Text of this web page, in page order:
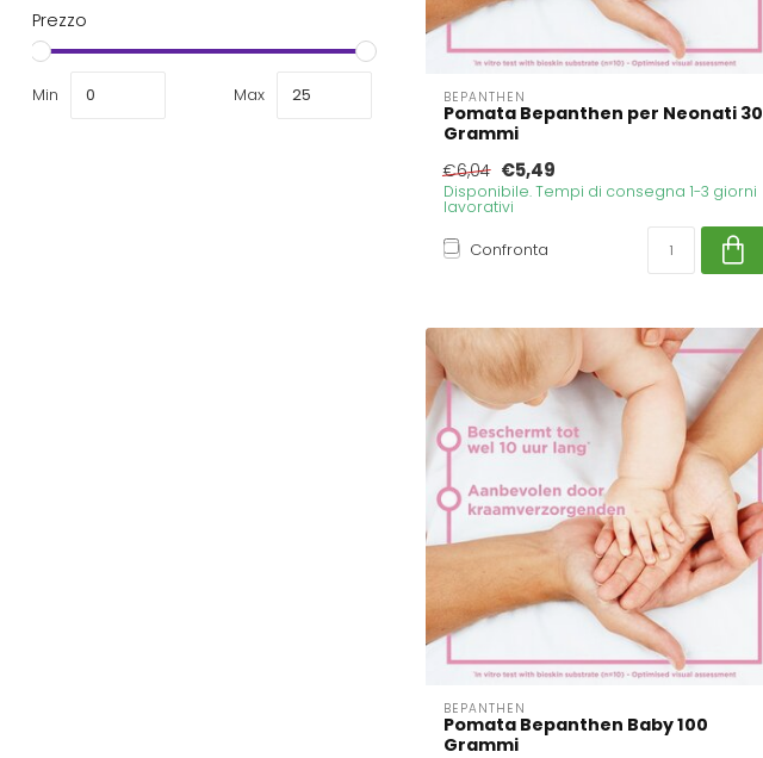
Prezzo
Min Max BEPANTHEN
Pomata Bepanthen per Neonati 30
Grammi
€6,04 €5,49
Disponibile. Tempi di consegna 1-3 giorni
lavorativi
Confronta
BEPANTHEN
Pomata Bepanthen Baby 100
Grammi